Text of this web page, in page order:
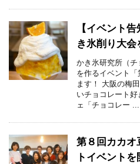
【イベント
き氷削り大会
かき氷研究所（
を作るイベント
ます！ 大阪の梅
いチョコレート
ェ「チョコレー ...
第８回カカオ
トイベントを